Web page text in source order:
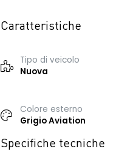
Caratteristiche
Tipo di veicolo
Nuova
Colore esterno
Grigio Aviation
Specifiche tecniche